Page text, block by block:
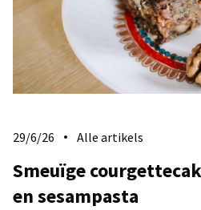
29/6/26 Alle artikels
​Smeuïge
en sesampasta